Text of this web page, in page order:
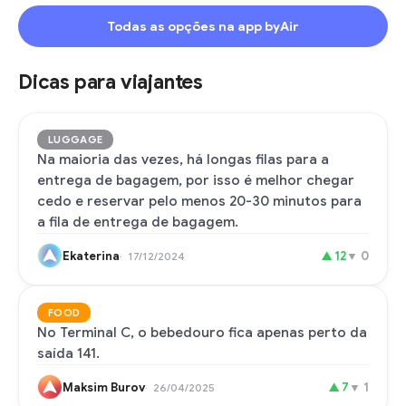
Todas as opções na app byAir
Dicas para viajantes
LUGGAGE
Na maioria das vezes, há longas filas para a
entrega de bagagem, por isso é melhor chegar
cedo e reservar pelo menos 20-30 minutos para
a fila de entrega de bagagem.
Ekaterina 17/12/2024 ▲ 12▼ 0
FOOD
No Terminal C, o bebedouro fica apenas perto da
saída 141.
Maksim Burov 26/04/2025 ▲ 7 ▼ 1